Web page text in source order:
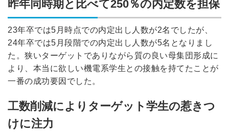
昨年同時期と比べて250％の内定数を担保
23年卒では5月時点での内定出し人数が2名でしたが、
24年卒では5月段階での内定出し人数が5名となりまし
た。狭いターゲットでありながら質の良い母集団形成に
より、本当に欲しい機電系学生との接触を持てたことが
一番の成功要因でした。
工数削減によりターゲット学生の惹きつ
けに注力